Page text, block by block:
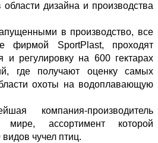
дизайна и производства
в производство, все
фирмой SportPlast, проходят
и регулировку на 600 гектарах
где получают оценку самых
охоты на водоплавающую
компания-производитель
ассортимент которой
чучел птиц.